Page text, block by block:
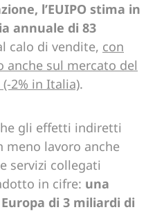
l’EUIPO stima in
annuale di 83
calo di vendite, con
sul mercato del
2% in Italia).
gli effetti indiretti
meno lavoro anche
servizi collegati
in cifre: una
di 3 miliardi di